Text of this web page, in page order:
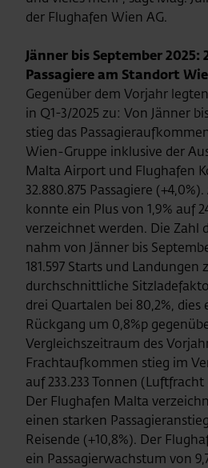
der Flughafen Wien AG.
Jänner bis September 2025:
Passagiere am Standort
Gegenüber dem Vorjahr
in Q1-3/2025 zu: Von Jänner
stieg das
Wien-Gruppe inklusive der
Malta Airport und Flughafen
32.880.875 Passagiere
konnte ein Plus von 1,9% auf
verzeichnet werden. Die Zahl
nahm von Jänner bis
181.597 Starts und Landungen
durchschnittliche
drei Quartalen bei 80,2%,
Rückgang um 0,8%p
Vergleichszeitraum des
Frachtaufkommen stieg im
auf 233.233 Tonnen (Luftfracht
Der Flughafen Malta
einen starken
Reisende (+10,8%). Der
ein Passagierwachstum von